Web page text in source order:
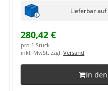
Lieferbar
280,42 €
pro 1 Stück
inkl. MwSt. zzgl. Versand
In